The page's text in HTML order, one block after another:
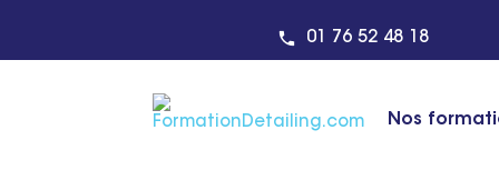
01 76 52 48 18
Nos